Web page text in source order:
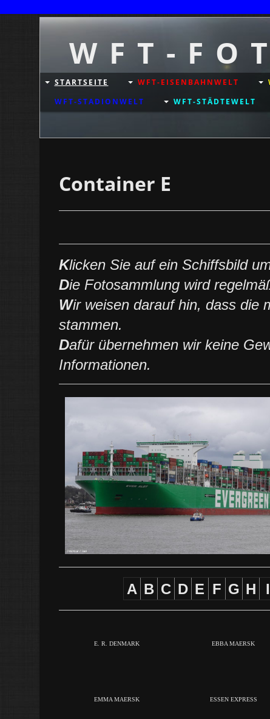
W F T - F O
STARTSEITE WFT-EISENBAHNWELT
WFT-STADIONWELT
WFT-STÄDTEWELT
Container E
Klicken Sie auf ein Schiffsbild
Die Fotosammlung wird
Wir weisen darauf hin, dass die
stammen.
Dafür übernehmen wir keine
Informationen.
A B C D E F G H I
E. R. DENMARK EBBA MAERSK
EMMA MAERSK ESSEN EXPRESS